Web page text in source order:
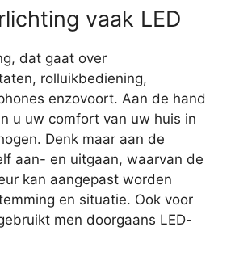
vaak LED
dat gaat over
rolluikbediening,
enzovoort. Aan de hand
u uw comfort van uw huis in
Denk maar aan de
aan- en uitgaan, waarvan de
kan aangepast worden
en situatie. Ook voor
men doorgaans LED-